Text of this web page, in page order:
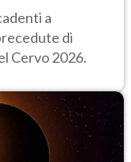
a
di
Cervo 2026.